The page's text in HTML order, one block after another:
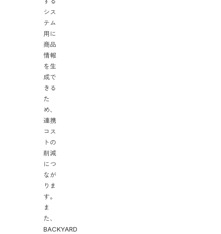
シス
テム
用に
商品
情報
を生
成で
きる
た
め、
連携
コス
トの
削減
につ
なが
りま
す。
ま
た、
BACKYARD